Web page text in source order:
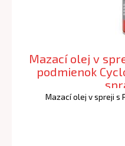
Mazací olej v
podmienok
Mazací olej v spreji s